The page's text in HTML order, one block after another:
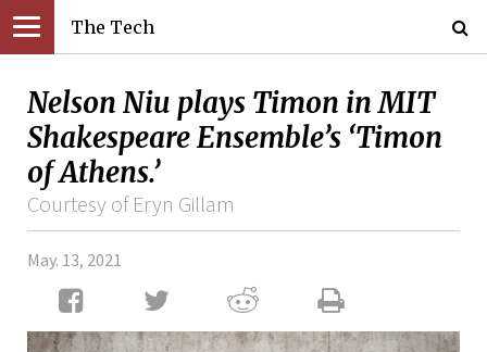
The Tech
Nelson Niu plays Timon in MIT
Shakespeare Ensemble’s ‘Timon
of Athens.’
Courtesy of Eryn Gillam
May. 13, 2021